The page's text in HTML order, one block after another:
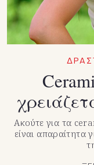
Ακούτε για τα
είναι απαραίτητα